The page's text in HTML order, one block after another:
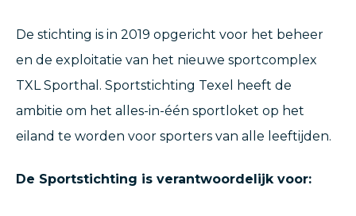
De stichting is in 2019 opgericht voor het beheer
en de exploitatie van het nieuwe sportcomplex
TXL Sporthal. Sportstichting Texel heeft de
ambitie om het alles-in-één sportloket op het
eiland te worden voor sporters van alle leeftijden.
De Sportstichting is verantwoordelijk voor: